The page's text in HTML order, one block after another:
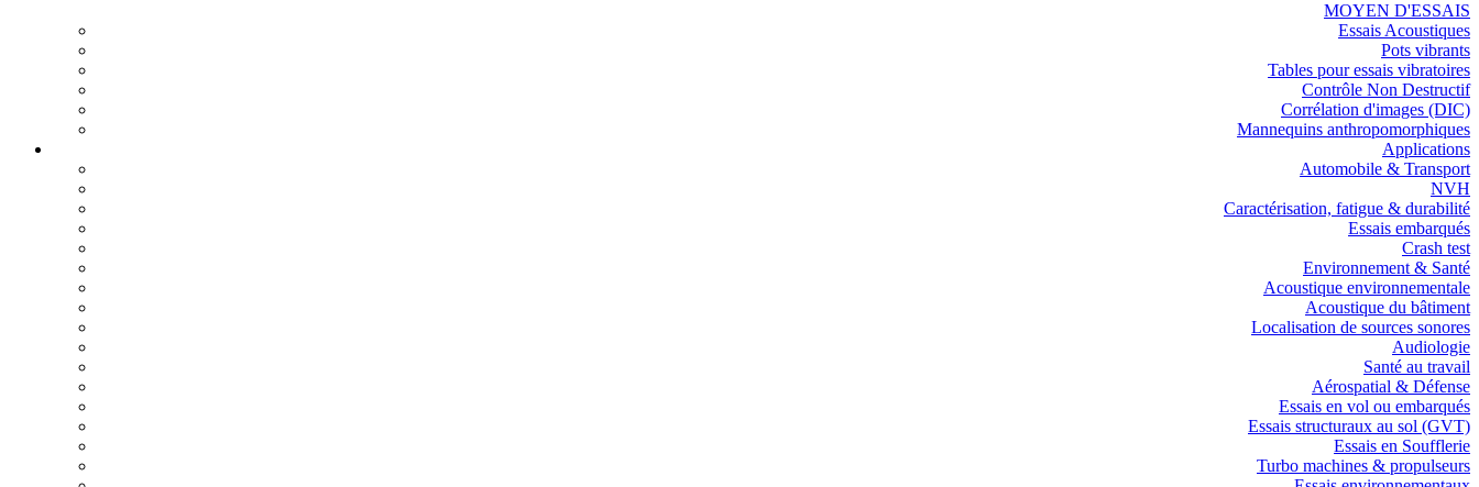
MOYEN D'ESSAIS
Essais Acoustiques
Pots vibrants
Tables pour essais vibratoires
Contrôle Non Destructif
Corrélation d'images (DIC)
Mannequins anthropomorphiques
Applications
Automobile & Transport
NVH
Caractérisation, fatigue & durabilité
Essais embarqués
Crash test
Environnement & Santé
Acoustique environnementale
Acoustique du bâtiment
Localisation de sources sonores
Audiologie
Santé au travail
Aérospatial & Défense
Essais en vol ou embarqués
Essais structuraux au sol (GVT)
Essais en Soufflerie
Turbo machines & propulseurs